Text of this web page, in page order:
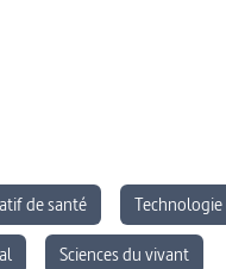
de santé
Sciences du vivant